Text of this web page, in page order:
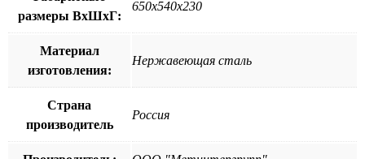
размеры ВхШхГ:
650х540х230
Материал
изготовления:
Нержавеющая сталь
Страна
производитель
Россия